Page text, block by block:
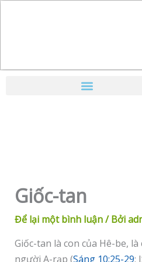
Giốc-tan
Để lại một bình luận/ Bởi
Giốc-tan là con của Hê-be, là
người A-rạp (Sáng 10:25-29;